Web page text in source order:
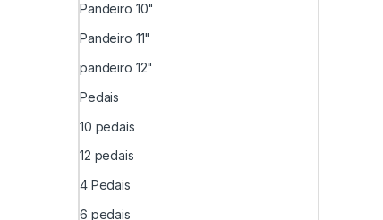
Pandeiro 10"
Pandeiro 11"
pandeiro 12"
Pedais
10 pedais
12 pedais
4 Pedais
6 pedais